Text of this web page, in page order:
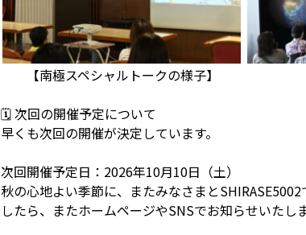
【南極スペシャルトークの様子】 【ソ
🗓 次回の開催予定について
早くも次回の開催が決定しています。
次回開催予定日：2026年10月10日（土）
秋の心地よい季節に、またみなさまと
したら、またホームページやSNSでお知らせいたし